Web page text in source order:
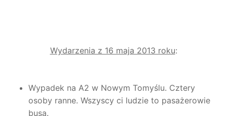
Wydarzenia z 16 maja 2013 roku:
Wypadek na A2 w Nowym Tomyślu. Cztery
osoby ranne. Wszyscy ci ludzie to pasażerowie
busa.